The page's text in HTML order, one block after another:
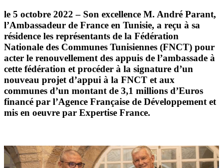
le 5 octobre 2022 – Son excellence M. André Parant,
l’Ambassadeur de France en Tunisie, a reçu à sa
résidence les représentants de la Fédération
Nationale des Communes Tunisiennes (FNCT) pour
acter le renouvellement des appuis de l’ambassade à
cette fédération et procéder à la signature d’un
nouveau projet d’appui à la FNCT et aux
communes d’un montant de 3,1 millions d’Euros
financé par l’Agence Française de Développement et
mis en oeuvre par Expertise France.